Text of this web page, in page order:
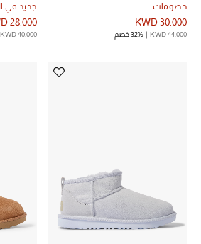
النساء
الأطفال
مستلزمات المنزل
خصومات
KWD 30.000
KWD 44.000 32% خصم
جديد في
28.000
KWD 40.000